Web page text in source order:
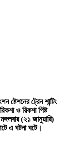
ট্রেন শান্টিং
ও রিকশা পিষ্ট
(২১ জানুয়ারি)
এ ঘটনা ঘটে।